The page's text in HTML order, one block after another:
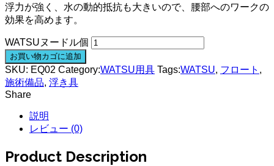
浮力が強く、水の動的抵抗も大きいので、腰部へのワークの
効果を高めます。
WATSUヌードル個
お買い物カゴに追加
SKU: EQ02 Category:WATSU用具 Tags:WATSU, フロート ,
施術備品, 浮き具
Share
説明
レビュー (0)
Product Description